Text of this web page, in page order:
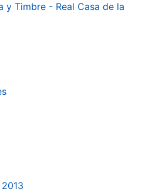
y Timbre - Real Casa de la